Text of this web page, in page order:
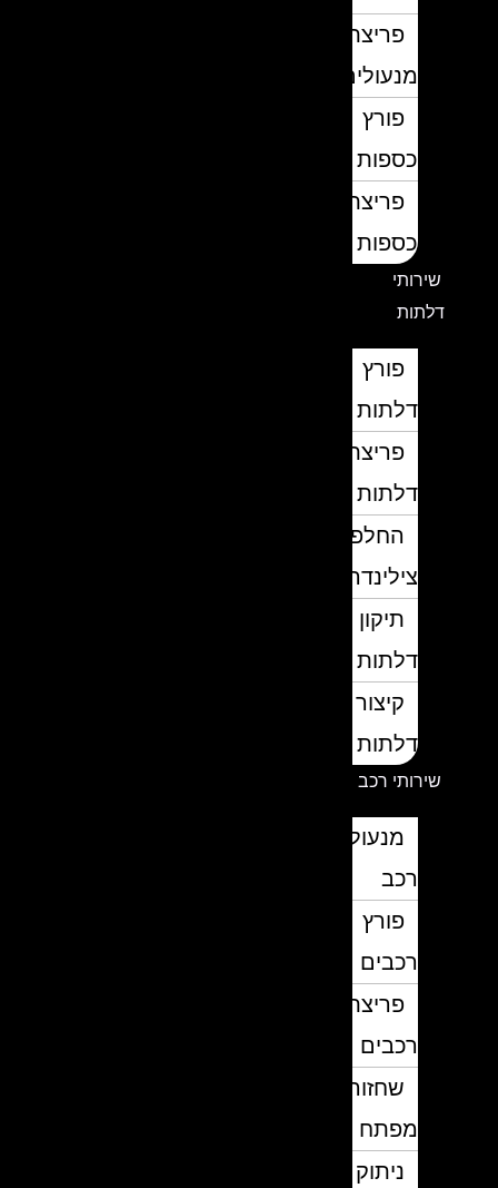
פריצת
מנעולים
פורץ
כספות
פריצת
כספות
שירותי
דלתות
פורץ
דלתות
פריצת
דלתות
החלפת
צילינדרים
תיקון
דלתות
קיצור
דלתות
שירותי רכב
מנעולן
פורץ
רכבים
פריצת
רכבים
שחזור
מפתח
ניתוק